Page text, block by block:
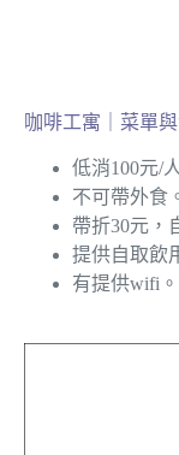
咖啡工寓｜菜單
低消100元/
不可帶外食
帶折30元，
提供自取飲
有提供wifi。